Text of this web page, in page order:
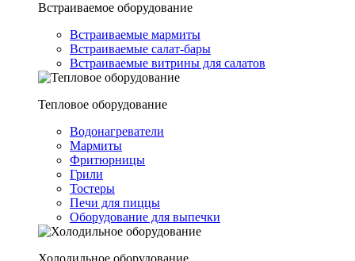
Встраиваемое оборудование
Встраиваемые мармиты
Встраиваемые салат-бары
Встраиваемые витрины для салатов
Тепловое оборудование
Водонагреватели
Мармиты
Фритюрницы
Грили
Тостеры
Печи для пиццы
Оборудование для выпечки
Холодильное оборудование